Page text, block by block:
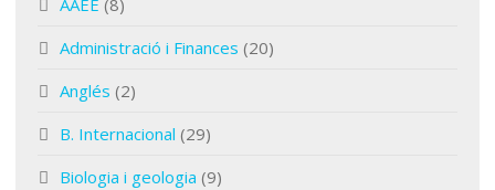
AAEE (8)
Administració i Finances (20)
Anglés (2)
B. Internacional (29)
Biologia i geologia (9)